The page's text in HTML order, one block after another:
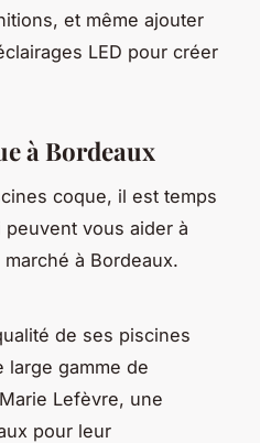
et même ajouter
LED pour créer
à Bordeaux
coque, il est temps
vous aider à
à Bordeaux.
de ses piscines
gamme de
Marie Lefèvre, une
pour leur